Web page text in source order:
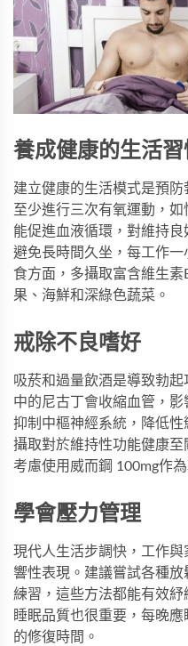
養成健康的生活習
建立健康的生活模式是預
至少進行三次有氧運動，
能促進血液循環，對維持
避免長時間久坐，每工作
食方面，多攝取富含維生
果、海鮮和深綠色蔬菜。
戒除不良嗜好
吸菸和過量飲酒是導致勃
中的尼古丁會收縮血管，
抑制中樞神經系統，降低
攝取對於維持性功能健康至
考慮使用 威而鋼 100mg作
學會壓力管理
現代人生活步調快，工作
響性表現。建議嘗試各種
練習，這些方法都能有效
睡眠品質也很重要，每晚
的修復時間。